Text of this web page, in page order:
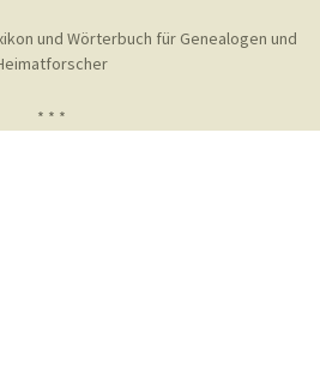
und Wörterbuch für Genealogen und
* * *